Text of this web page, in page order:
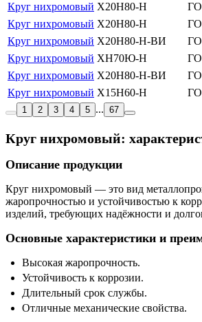
Круг нихромовый Х20Н80-Н
Круг нихромовый Х20Н80-Н
Круг нихромовый Х20Н80-Н-ВИ
Круг нихромовый ХН70Ю-Н
Круг нихромовый Х20Н80-Н-ВИ
Круг нихромовый Х15Н60-Н
1
2 3 4 5 ... 67
Круг нихромовый:
Описание продукции
Круг нихромовый — это вид
жаропрочностью и устойчивостью к
изделий, требующих надёжности и
Основные характеристики и
Высокая жаропрочность.
Устойчивость к коррозии.
Длительный срок службы.
Отличные механические свойства.